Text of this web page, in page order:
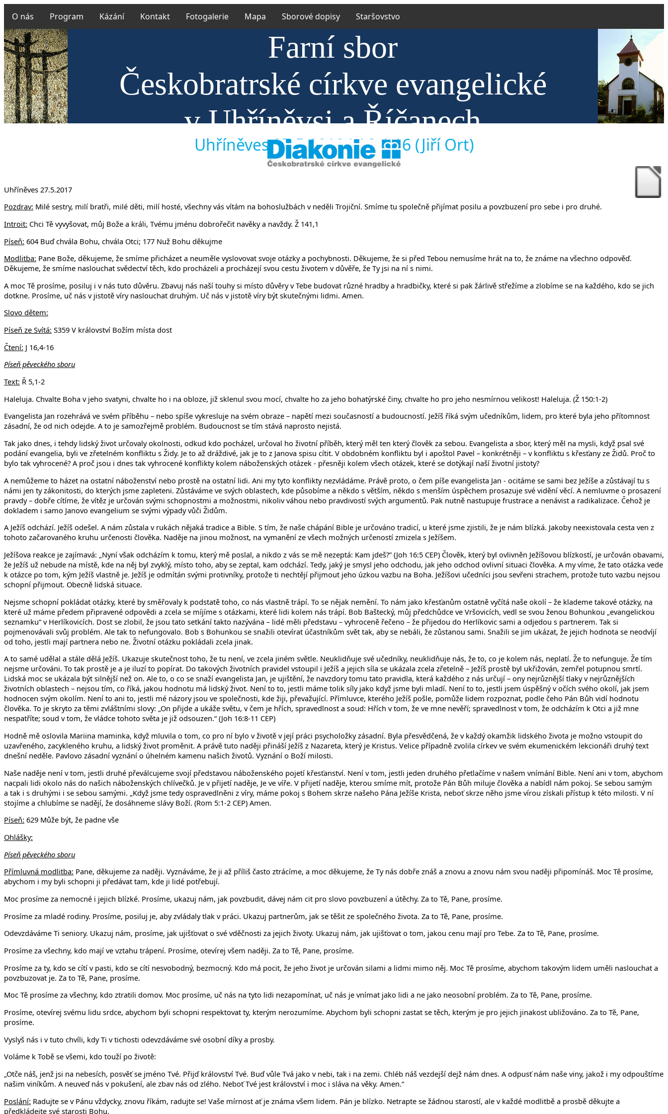
O nás Program Kázání Kontakt Fotogalerie Mapa Sborové dopisy Staršovstvo
Farní sbor
Českobratrské církve evangelické
v Uhříněvsi a Říčanech
Uhříněves 27.5.2018 J 16,4-16 (Jiří Ort)
Uhříněves 27.5.2017
Pozdrav: Milé sestry, milí bratři, milé děti, milí hosté, všechny vás vítám na bohoslužbách v neděli Trojiční. Smíme tu společně přijímat posilu a povzbuzení pro sebe i pro druhé.
Introit: Chci Tě vyvyšovat, můj Bože a králi, Tvému jménu dobrořečit navěky a navždy. Ž 141,1
Píseň: 604 Buď chvála Bohu, chvála Otci; 177 Nuž Bohu děkujme
Modlitba: Pane Bože, děkujeme, že smíme přicházet a neuměle vyslovovat svoje otázky a pochybnosti. Děkujeme, že si před Tebou nemusíme hrát na to, že známe na všechno odpověď.
Děkujeme, že smíme naslouchat svědectví těch, kdo procházeli a procházejí svou cestu životem v důvěře, že Ty jsi na ní s nimi.
A moc Tě prosíme, posiluj i v nás tuto důvěru. Zbavuj nás naší touhy si místo důvěry v Tebe budovat různé hradby a hradbičky, které si pak žárlivě střežíme a zlobíme se na každého, kdo se jich
dotkne. Prosíme, uč nás v jistotě víry naslouchat druhým. Uč nás v jistotě víry být skutečnými lidmi. Amen.
Slovo dětem:
Píseň ze Svítá: S359 V království Božím místa dost
Čtení: J 16,4-16
Píseň pěveckého sboru
Text: Ř 5,1-2
Haleluja. Chvalte Boha v jeho svatyni, chvalte ho i na obloze, již sklenul svou mocí, chvalte ho za jeho bohatýrské činy, chvalte ho pro jeho nesmírnou velikost! Haleluja. (Ž 150:1-2)
Evangelista Jan rozehrává ve svém příběhu – nebo spíše vykresluje na svém obraze – napětí mezi současností a budoucností. Ježíš říká svým učedníkům, lidem, pro které byla jeho přítomnost
zásadní, že od nich odejde. A to je samozřejmě problém. Budoucnost se tím stává naprosto nejistá.
Tak jako dnes, i tehdy lidský život určovaly okolnosti, odkud kdo pocházel, určoval ho životní příběh, který měl ten který člověk za sebou. Evangelista a sbor, který měl na mysli, když psal své
podání evangelia, byli ve zřetelném konfliktu s Židy. Je to až dráždivé, jak je to z Janova spisu cítit. V obdobném konfliktu byl i apoštol Pavel – konkrétněji – v konfliktu s křesťany ze Židů. Proč to
bylo tak vyhrocené? A proč jsou i dnes tak vyhrocené konflikty kolem náboženských otázek - přesněji kolem všech otázek, které se dotýkají naší životní jistoty?
A nemůžeme to házet na ostatní náboženství nebo prostě na ostatní lidi. Ani my tyto konflikty nezvládáme. Právě proto, o čem píše evangelista Jan - ocitáme se sami bez Ježíše a zůstávají tu s
námi jen ty zákonitosti, do kterých jsme zapleteni. Zůstáváme ve svých oblastech, kde působíme a někdo s větším, někdo s menším úspěchem prosazuje své vidění věcí. A nemluvme o prosazení
pravdy – dobře cítíme, že vítěz je určován svými schopnostmi a možnostmi, nikoliv váhou nebo pravdivostí svých argumentů. Pak nutně nastupuje frustrace a nenávist a radikalizace. Čehož je
dokladem i samo Janovo evangelium se svými výpady vůči Židům.
A Ježíš odchází. Ježíš odešel. A nám zůstala v rukách nějaká tradice a Bible. S tím, že naše chápání Bible je určováno tradicí, u které jsme zjistili, že je nám blízká. Jakoby neexistovala cesta ven z
tohoto začarovaného kruhu určenosti člověka. Naděje na jinou možnost, na vymanění ze všech možných určeností zmizela s Ježíšem.
Ježíšova reakce je zajímavá: „Nyní však odcházím k tomu, který mě poslal, a nikdo z vás se mě nezeptá: Kam jdeš?” (Joh 16:5 CEP) Člověk, který byl ovlivněn Ježíšovou blízkostí, je určován obavami,
že Ježíš už nebude na místě, kde na něj byl zvyklý, místo toho, aby se zeptal, kam odchází. Tedy, jaký je smysl jeho odchodu, jak jeho odchod ovlivní situaci člověka. A my víme, že tato otázka vede
k otázce po tom, kým Ježíš vlastně je. Ježíš je odmítán svými protivníky, protože ti nechtějí přijmout jeho úzkou vazbu na Boha. Ježíšovi učedníci jsou sevřeni strachem, protože tuto vazbu nejsou
schopní přijmout. Obecně lidská situace.
Nejsme schopní pokládat otázky, které by směřovaly k podstatě toho, co nás vlastně trápí. To se nějak nemění. To nám jako křesťanům ostatně vyčítá naše okolí – že klademe takové otázky, na
které už máme předem připravené odpovědi a zcela se míjíme s otázkami, které lidi kolem nás trápí. Bob Baštecký, můj předchůdce ve Vršovicích, vedl se svou ženou Bohunkou „evangelickou
seznamku“ v Herlíkovicích. Dost se zlobil, že jsou tato setkání takto nazývána – lidé měli představu – vyhroceně řečeno – že přijedou do Herlíkovic sami a odjedou s partnerem. Tak si
pojmenovávali svůj problém. Ale tak to nefungovalo. Bob s Bohunkou se snažili otevírat účastníkům svět tak, aby se nebáli, že zůstanou sami. Snažili se jim ukázat, že jejich hodnota se neodvíjí
od toho, jestli mají partnera nebo ne. Životní otázku pokládali zcela jinak.
A to samé udělal a stále dělá Ježíš. Ukazuje skutečnost toho, že tu není, ve zcela jiném světle. Neuklidňuje své učedníky, neuklidňuje nás, že to, co je kolem nás, neplatí. Že to nefunguje. Že tím
nejsme určováni. To tak prostě je a je iluzí to popírat. Do takových životních pravidel vstoupil i Ježíš a jejich síla se ukázala zcela zřetelně – Ježíš prostě byl ukřižován, zemřel potupnou smrtí.
Lidská moc se ukázala být silnější než on. Ale to, o co se snaží evangelista Jan, je ujištění, že navzdory tomu tato pravidla, která každého z nás určují – ony nejrůznější tlaky v nejrůznějších
životních oblastech – nejsou tím, co říká, jakou hodnotu má lidský život. Není to to, jestli máme tolik síly jako když jsme byli mladí. Není to to, jestli jsem úspěšný v očích svého okolí, jak jsem
hodnocen svým okolím. Není to ani to, jestli mé názory jsou ve společnosti, kde žiji, převažující. Přímluvce, kterého Ježíš pošle, pomůže lidem rozpoznat, podle čeho Pán Bůh vidí hodnotu
člověka. To je skryto za těmi zvláštními slovy: „On přijde a ukáže světu, v čem je hřích, spravedlnost a soud: Hřích v tom, že ve mne nevěří; spravedlnost v tom, že odcházím k Otci a již mne
nespatříte; soud v tom, že vládce tohoto světa je již odsouzen.“ (Joh 16:8-11 CEP)
Hodně mě oslovila Mariina maminka, když mluvila o tom, co pro ní bylo v životě v její práci psycholožky zásadní. Byla přesvědčená, že v každý okamžik lidského života je možno vstoupit do
uzavřeného, zacykleného kruhu, a lidský život proměnit. A právě tuto naději přináší Ježíš z Nazareta, který je Kristus. Velice případně zvolila církev ve svém ekumenickém lekcionáři druhý text
dnešní neděle. Pavlovo zásadní vyznání o úhelném kamenu našich životů. Vyznání o Boží milosti.
Naše naděje není v tom, jestli druhé převálcujeme svojí představou náboženského pojetí křesťanství. Není v tom, jestli jeden druhého přetlačíme v našem vnímání Bible. Není ani v tom, abychom
nacpali lidi okolo nás do našich náboženských chlívečků. Je v přijetí naděje, Je ve víře. V přijetí naděje, kterou smíme mít, protože Pán Bůh miluje člověka a nabídl nám pokoj. Se sebou samým
a tak i s druhými i se sebou samými. „Když jsme tedy ospravedlněni z víry, máme pokoj s Bohem skrze našeho Pána Ježíše Krista, neboť skrze něho jsme vírou získali přístup k této milosti. V ní
stojíme a chlubíme se nadějí, že dosáhneme slávy Boží. (Rom 5:1-2 CEP) Amen.
Píseň: 629 Může být, že padne vše
Ohlášky:
Píseň pěveckého sboru
Přímluvná modlitba: Pane, děkujeme za naději. Vyznáváme, že ji až příliš často ztrácíme, a moc děkujeme, že Ty nás dobře znáš a znovu a znovu nám svou naději připomínáš. Moc Tě prosíme,
abychom i my byli schopni ji předávat tam, kde ji lidé potřebují.
Moc prosíme za nemocné i jejich blízké. Prosíme, ukazuj nám, jak povzbudit, dávej nám cit pro slovo povzbuzení a útěchy. Za to Tě, Pane, prosíme.
Prosíme za mladé rodiny. Prosíme, posiluj je, aby zvládaly tlak v práci. Ukazuj partnerům, jak se těšit ze společného života. Za to Tě, Pane, prosíme.
Odevzdáváme Ti seniory. Ukazuj nám, prosíme, jak ujišťovat o své vděčnosti za jejich životy. Ukazuj nám, jak ujišťovat o tom, jakou cenu mají pro Tebe. Za to Tě, Pane, prosíme.
Prosíme za všechny, kdo mají ve vztahu trápení. Prosíme, otevírej všem naději. Za to Tě, Pane, prosíme.
Prosíme za ty, kdo se cítí v pasti, kdo se cítí nesvobodný, bezmocný. Kdo má pocit, že jeho život je určován silami a lidmi mimo něj. Moc Tě prosíme, abychom takovým lidem uměli naslouchat a
povzbuzovat je. Za to Tě, Pane, prosíme.
Moc Tě prosíme za všechny, kdo ztratili domov. Moc prosíme, uč nás na tyto lidi nezapomínat, uč nás je vnímat jako lidi a ne jako neosobní problém. Za to Tě, Pane, prosíme.
Prosíme, otevírej svému lidu srdce, abychom byli schopni respektovat ty, kterým nerozumíme. Abychom byli schopni zastat se těch, kterým je pro jejich jinakost ubližováno. Za to Tě, Pane,
prosíme.
Vyslyš nás i v tuto chvíli, kdy Ti v tichosti odevzdáváme své osobní díky a prosby.
Voláme k Tobě se všemi, kdo touží po životě:
„Otče náš, jenž jsi na nebesích, posvěť se jméno Tvé. Přijď království Tvé. Buď vůle Tvá jako v nebi, tak i na zemi. Chléb náš vezdejší dejž nám dnes. A odpusť nám naše viny, jakož i my odpouštíme
našim viníkům. A neuveď nás v pokušení, ale zbav nás od zlého. Neboť Tvé jest království i moc i sláva na věky. Amen.“
Poslání: Radujte se v Pánu vždycky, znovu říkám, radujte se! Vaše mírnost ať je známa všem lidem. Pán je blízko. Netrapte se žádnou starostí, ale v každé modlitbě a prosbě děkujte a
předkládejte své starosti Bohu.